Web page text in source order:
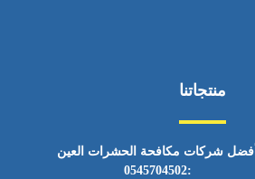
منتجاتنا
أفضل شركات مكافحة الحشرات العين
:0545704502